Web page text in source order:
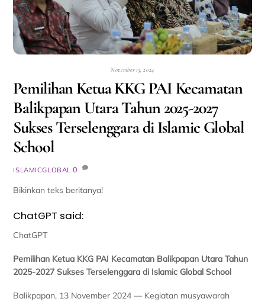
November 13, 2024
Pemilihan Ketua KKG PAI Kecamatan
Balikpapan Utara Tahun 2025-2027
Sukses Terselenggara di Islamic Global
School
ISLAMICGLOBAL 0
Bikinkan teks beritanya!
ChatGPT said:
ChatGPT
Pemilihan Ketua KKG PAI Kecamatan Balikpapan Utara Tahun
2025-2027 Sukses Terselenggara di Islamic Global School
Balikpapan, 13 November 2024 — Kegiatan musyawarah